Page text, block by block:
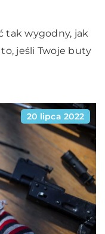
tak wygodny, jak
jeśli Twoje buty
20 lipca 2022